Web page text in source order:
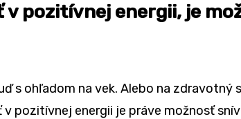
v pozitívnej energii, je
s ohľadom na vek. Alebo na
pozitívnej energii je práve možnosť